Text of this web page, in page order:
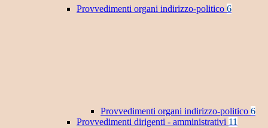
Provvedimenti organi indirizzo-politico 6
Provvedimenti organi indirizzo-politico 6
Provvedimenti dirigenti - amministrativi 11